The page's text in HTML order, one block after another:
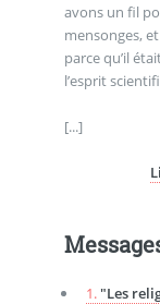
avons un fil
mensonges,
parce qu’il
l’esprit
[...]
1. "Les